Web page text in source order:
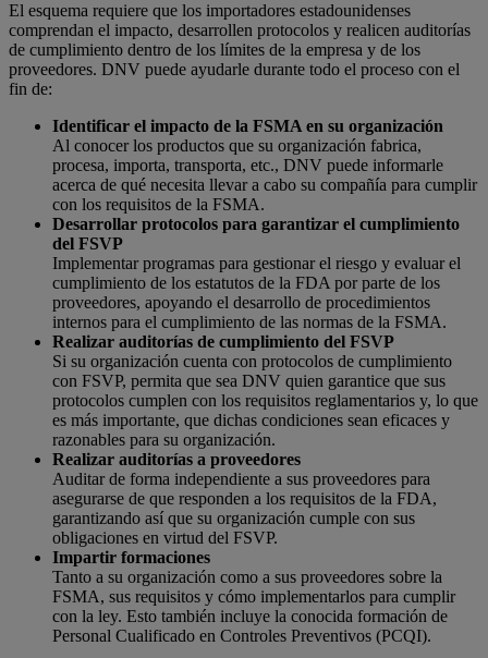
El esquema requiere que los importadores estadounidenses
comprendan el impacto, desarrollen protocolos y realicen auditorías
de cumplimiento dentro de los límites de la empresa y de los
proveedores. DNV puede ayudarle durante todo el proceso con el
fin de:
Identificar el impacto de la FSMA en su organización
Al conocer los productos que su organización fabrica,
procesa, importa, transporta, etc., DNV puede informarle
acerca de qué necesita llevar a cabo su compañía para cumplir
con los requisitos de la FSMA.
Desarrollar protocolos para garantizar el cumplimiento
del FSVP
Implementar programas para gestionar el riesgo y evaluar el
cumplimiento de los estatutos de la FDA por parte de los
proveedores, apoyando el desarrollo de procedimientos
internos para el cumplimiento de las normas de la FSMA.
Realizar auditorías de cumplimiento del FSVP
Si su organización cuenta con protocolos de cumplimiento
con FSVP, permita que sea DNV quien garantice que sus
protocolos cumplen con los requisitos reglamentarios y, lo que
es más importante, que dichas condiciones sean eficaces y
razonables para su organización.
Realizar auditorías a proveedores
Auditar de forma independiente a sus proveedores para
asegurarse de que responden a los requisitos de la FDA,
garantizando así que su organización cumple con sus
obligaciones en virtud del FSVP.
Impartir formaciones
Tanto a su organización como a sus proveedores sobre la
FSMA, sus requisitos y cómo implementarlos para cumplir
con la ley. Esto también incluye la conocida formación de
Personal Cualificado en Controles Preventivos (PCQI).